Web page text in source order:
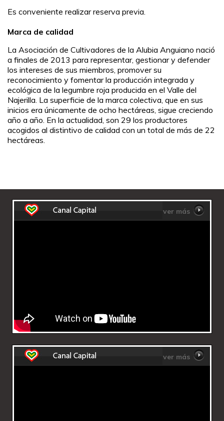
Es conveniente realizar reserva previa.
Marca de calidad
La Asociación de Cultivadores de la Alubia Anguiano nació
a finales de 2013 para representar, gestionar y defender
los intereses de sus miembros, promover su
reconocimiento y fomentar la producción integrada y
ecológica de la legumbre roja producida en el Valle del
Najerilla. La superficie de la marca colectiva, que en sus
inicios era únicamente de ocho hectáreas, sigue creciendo
año a año. En la actualidad, son 29 los productores
acogidos al distintivo de calidad con un total de más de 22
hectáreas.
ver más
ver más